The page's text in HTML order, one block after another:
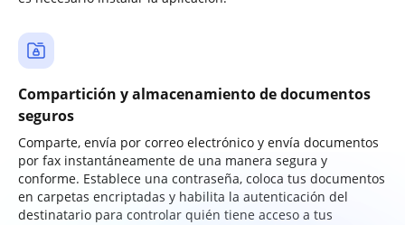
Compartición y almacenamiento de documentos
seguros
Comparte, envía por correo electrónico y envía documentos
por fax instantáneamente de una manera segura y
conforme. Establece una contraseña, coloca tus documentos
en carpetas encriptadas y habilita la autenticación del
destinatario para controlar quién tiene acceso a tus